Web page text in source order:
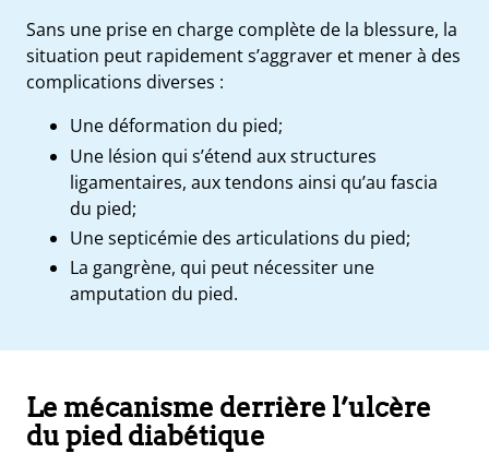
Sans une prise en charge complète de la blessure, la
situation peut rapidement s’aggraver et mener à des
complications diverses :
Une déformation du pied;
Une lésion qui s’étend aux structures
ligamentaires, aux tendons ainsi qu’au fascia
du pied;
Une septicémie des articulations du pied;
La gangrène, qui peut nécessiter une
amputation du pied.
Le mécanisme derrière l’ulcère
du pied diabétique